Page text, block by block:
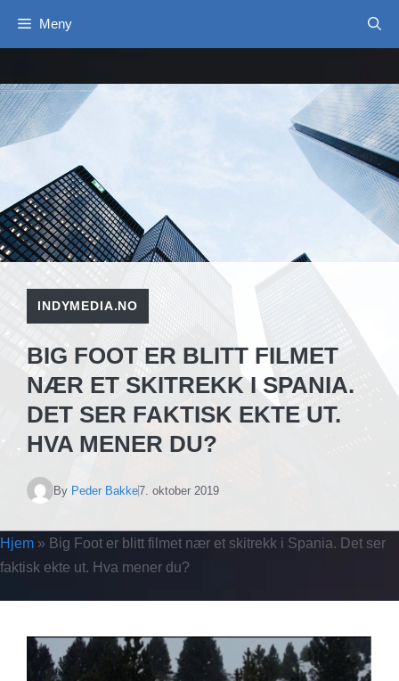
Meny
INDYMEDIA.NO
BIG FOOT ER BLITT FILMET
NÆR ET SKITREKK I SPANIA.
DET SER FAKTISK EKTE UT.
HVA MENER DU?
By Peder Bakke7. oktober 2019
Hjem » Big Foot er blitt filmet nær et skitrekk i Spania. Det ser
faktisk ekte ut. Hva mener du?